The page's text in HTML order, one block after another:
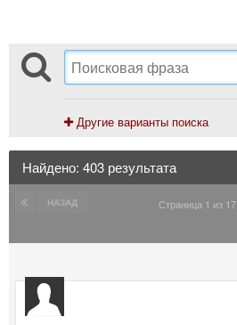
Другие варианты поиска
Найдено: 403 результата
НАЗАД Страница 1 из 17